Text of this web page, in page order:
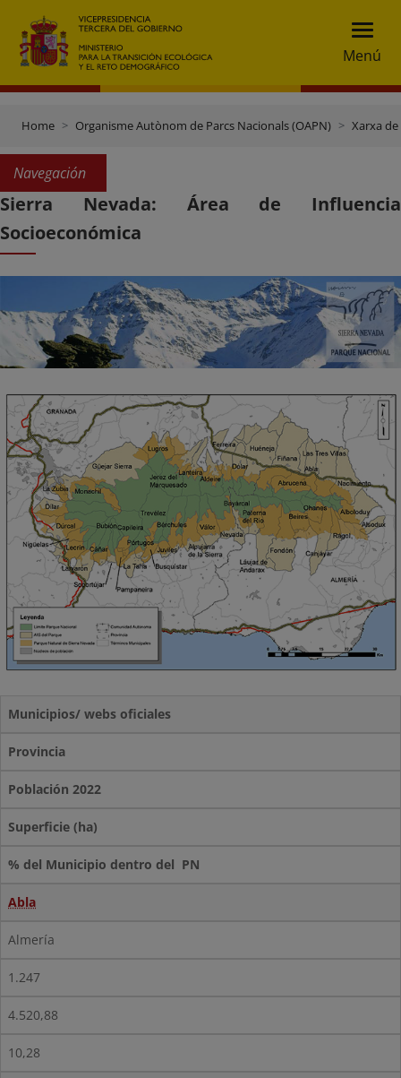
Menú
Home Organisme Autònom de Parcs Nacionals (OAPN) Xarxa
Navegación
Sierra Nevada: Área de Influencia
Socioeconómica
Municipios/ webs oficiales
Provincia
Población 2022
Superficie (ha)
% del Municipio dentro del PN
Abla
Almería
1.247
4.520,88
10,28